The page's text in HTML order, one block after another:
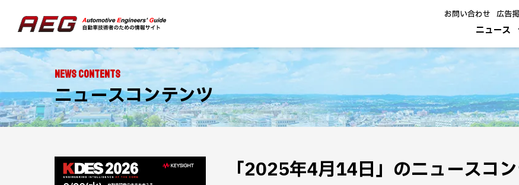
ニュース
お問い合わせ 広告
NEWS CONTENTS
ニュースコンテンツ
「2025年4月14日」のニュースコ